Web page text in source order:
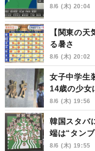
8/6 (木) 20:04
【関東の
る暑さ
8/6 (木) 20:02
女子中学生
14歳の少女
8/6 (木) 19:56
韓国スタバ
端は“タン
8/6 (木) 19:55